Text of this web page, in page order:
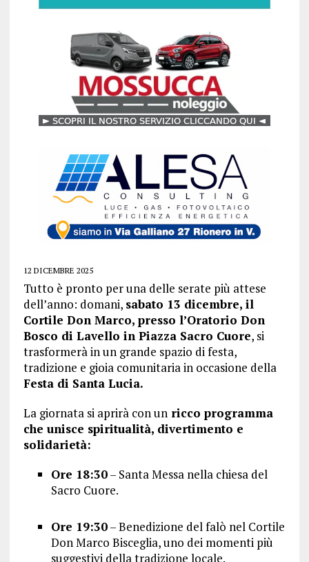
12 DICEMBRE 2025
Tutto è pronto per una delle serate più attese
dell’anno: domani, sabato 13 dicembre, il
Cortile Don Marco, presso l’Oratorio Don
Bosco di Lavello in Piazza Sacro Cuore, si
trasformerà in un grande spazio di festa,
tradizione e gioia comunitaria in occasione della
Festa di Santa Lucia.
La giornata si aprirà con unricco programma
che unisce spiritualità, divertimento e
solidarietà:
Ore 18:30– Santa Messa nella chiesa del
Sacro Cuore.
Ore 19:30– Benedizione del falò nel Cortile
Don Marco Bisceglia, uno dei momenti più
suggestivi della tradizione locale.